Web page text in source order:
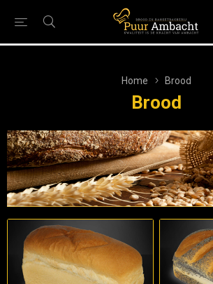
Home Brood
Brood